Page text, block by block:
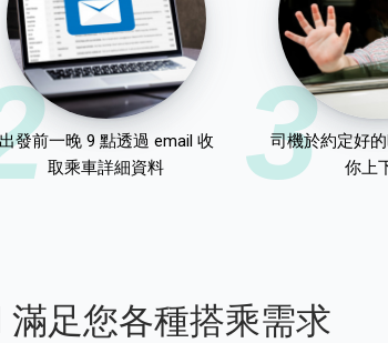
發前一晚 9 點透過 email 收
取乘車詳細資料
3
司機於約定好
你上
足您各種搭乘需求